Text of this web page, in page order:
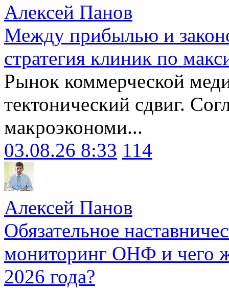
Алексей Панов
Между прибылью и
стратегия клиник по
Рынок коммерческой
тектонический сдвиг.
макроэкономи...
03.08.26 8:33 114
Алексей Панов
Обязательное
мониторинг ОНФ и чего
2026 года?